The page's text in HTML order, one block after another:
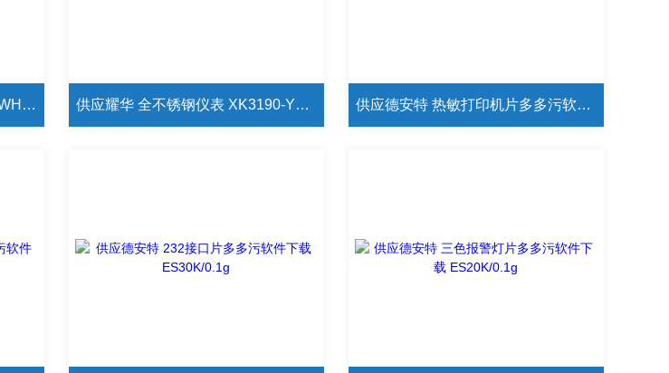
供应英展 420*520台面电子秤 AWH-75-TW 供应耀华 全不锈钢仪表 XK3190-YH-T8 供应德安特 热敏打印机片多多污软件下载 ES60K/0.1g